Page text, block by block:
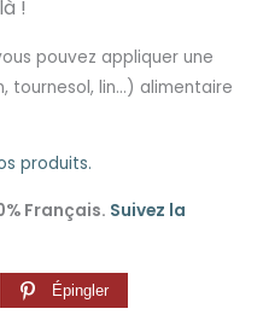
!
pouvez appliquer une
tournesol, lin…) alimentaire
produits.
Français. Suivez la
Épingler